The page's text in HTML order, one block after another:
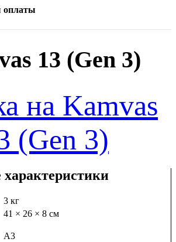
оплаты
13 (Gen 3)
на Kamvas
(Gen 3)
3 кг
41 × 26 × 8 см
А3